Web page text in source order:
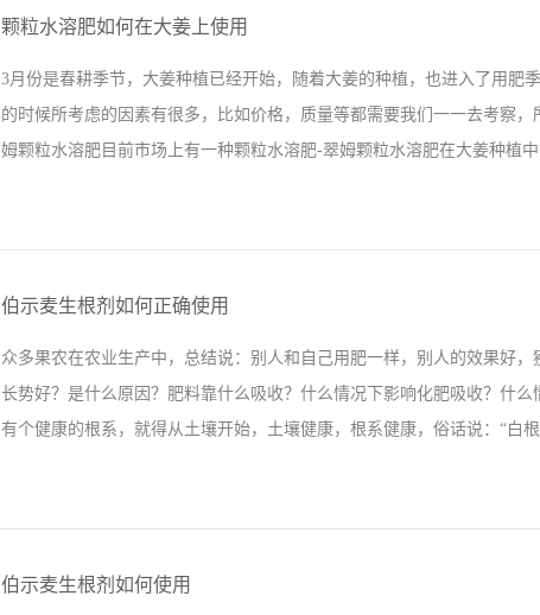
到很大影响。柑橘使用拉姆拉翠姆硼肥现在市场上硼肥大部分都是以硼
下，硼肥的比重是1:1.38，比市场上普通硼肥比重要重一些，朋友说翠
主要的是他的果树之前开花很少，雨水多的时候畸形花还很多，每年一
上没有，听后我也拿了些产品回去使用，效果确实非常好，每年果树促
颗粒水溶肥如何在大姜上使用
3月份是春耕季节，大姜种植已经开始，随着大姜的种植，也进入了用
的时候所考虑的因素有很多，比如价格，质量等都需要我们一一去考察
姆颗粒水溶肥目前市场上有一种颗粒水溶肥-翠姆颗粒水溶肥在大姜种植
心呵护，大姜在底肥时大家使用翠姆平衡颗粒水溶肥，出芽期可以使用
行冲施。 大姜使用翠姆颗粒水溶肥上述就是颗粒水溶肥在大姜上的使用
们在给大姜施肥时做个参考，可能姜农会更倾向于大化肥，但是大化肥
的发展趋势，大姜的种类虽多，像红芽姜，白姜，黄姜，嫩姜，老姜，
伯示麦生根剂如何正确使用
众多果农在农业生产中，总结说：别人和自己用肥一样，别人的效果好
长势好？是什么原因？肥料靠什么吸收？什么情况下影响化肥吸收？什
有个健康的根系，就得从土壤开始，土壤健康，根系健康，俗话说：“白
化肥，每亩地用多少，自己也跟着用多少，这样时间长了就成了肥害，
伯示麦生根剂如何使用